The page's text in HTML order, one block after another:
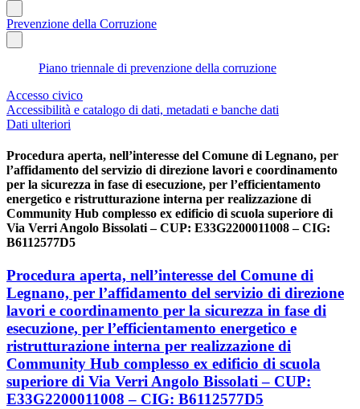
Prevenzione della Corruzione
Piano triennale di prevenzione della corruzione
Accesso civico
Accessibilità e catalogo di dati, metadati e banche dati
Dati ulteriori
Procedura aperta, nell’interesse del Comune di Legnano, per
l’affidamento del servizio di direzione lavori e coordinamento
per la sicurezza in fase di esecuzione, per l’efficientamento
energetico e ristrutturazione interna per realizzazione di
Community Hub complesso ex edificio di scuola superiore di
Via Verri Angolo Bissolati – CUP: E33G2200011008 – CIG:
B6112577D5
Procedura aperta, nell’interesse del Comune di
Legnano, per l’affidamento del servizio di direzione
lavori e coordinamento per la sicurezza in fase di
esecuzione, per l’efficientamento energetico e
ristrutturazione interna per realizzazione di
Community Hub complesso ex edificio di scuola
superiore di Via Verri Angolo Bissolati – CUP:
E33G2200011008 – CIG: B6112577D5